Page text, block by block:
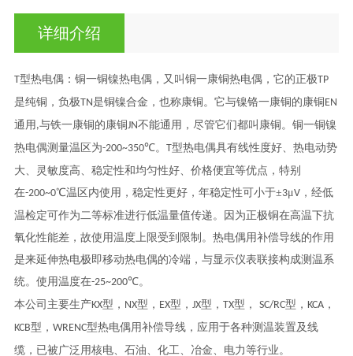
详细介绍
T型热电偶： 铜一铜镍热电偶， 又叫铜一康铜热电偶，它的正极TP
是纯铜，负极TN是铜镍合金， 也称康铜。它与镍铬一康铜的康铜EN
通用 ,与铁一康铜的康铜JN不能通用，尽管它们都叫康铜。铜一铜镍
热电偶测量温区为-200~350℃。 T型热电偶具有线性度好、热电动势
大、灵敏度高、稳定性和均匀性好、价格便宜等优点，特别
在-200~0℃温区内使用，稳定性更好，年稳定性可小于±3μV，经低
温检定可作为二等标准进行低温量值传递。
因为正极铜在高温下抗
氧化性能差，故使用温度上限受到限制。 热电偶用补偿导线的作用
是来延伸热电极即移动热电偶的冷端，与显示仪表联接构成测温系
统。使用温度在-25~200℃。
本公司主要生产KX型， NX型， EX型， JX型， TX型， SC/RC型， KCA，
KCB型， WRENC型热电偶用补偿导线，应用于各种测温装置及线
缆，已被广泛用核电、石油、化工、冶金、电力等行业。